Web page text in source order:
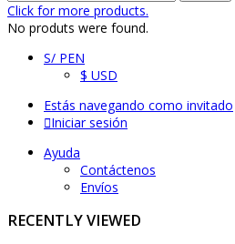
Click for more products.
No produts were found.
S/ PEN
$ USD
Estás navegando como invitado
Iniciar sesión
Ayuda
Contáctenos
Envíos
RECENTLY VIEWED